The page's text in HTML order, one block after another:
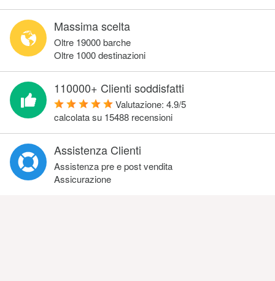
Massima scelta
Oltre 19000 barche
Oltre 1000 destinazioni
110000+ Clienti soddisfatti
Valutazione: 4.9/5
calcolata su 15488 recensioni
Assistenza Clienti
Assistenza pre e post vendita
Assicurazione